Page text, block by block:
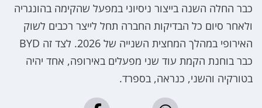
כבר החלה השנה בייצור ניסיוני במפעל שהקימה בהונגריה
ולאחר סיום כל הבדיקות החברה תחל לייצר רכבים לשוק
האירופי במהלך המחצית השנייה של 2026. לצד זה BYD
כבר בוחנת הקמת עוד שני מפעלים באירופה, אחד יהיה
בטורקיה והשני, כנראה, בספרד.